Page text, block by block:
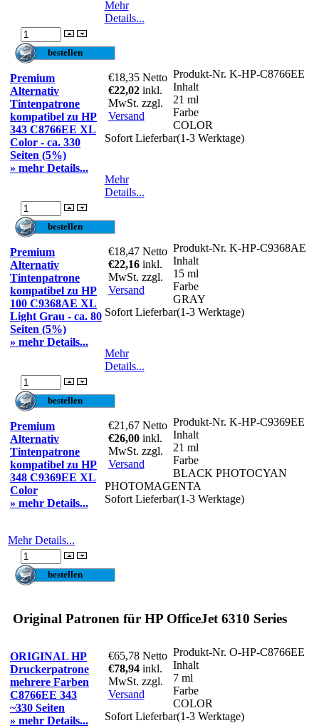
Mehr
Details...
Premium
Alternativ
Tintenpatrone
kompatibel zu HP
343 C8766EE XL
Color - ca. 330
Seiten (5%)
» mehr Details...
€18,35 Netto
€22,02 inkl.
MwSt. zzgl.
Versand
Produkt-Nr. K-HP-C8766EE
Inhalt
21 ml
Farbe
COLOR
Sofort Lieferbar(1-3 Werktage)
Mehr
Details...
Premium
Alternativ
Tintenpatrone
kompatibel zu HP
100 C9368AE XL
Light Grau - ca. 80
Seiten (5%)
» mehr Details...
€18,47 Netto
€22,16 inkl.
MwSt. zzgl.
Versand
Produkt-Nr. K-HP-C9368AE
Inhalt
15 ml
Farbe
GRAY
Sofort Lieferbar(1-3 Werktage)
Mehr
Details...
Premium
Alternativ
Tintenpatrone
kompatibel zu HP
348 C9369EE XL
Color
» mehr Details...
€21,67 Netto
€26,00 inkl.
MwSt. zzgl.
Versand
Produkt-Nr. K-HP-C9369EE
Inhalt
21 ml
Farbe
BLACK PHOTOCYAN
PHOTOMAGENTA
Sofort Lieferbar(1-3 Werktage)
Mehr Details...
Original Patronen für HP OfficeJet 6310 Series
ORIGINAL HP
Druckerpatrone
mehrere Farben
C8766EE 343
~330 Seiten
» mehr Details...
€65,78 Netto
€78,94 inkl.
MwSt. zzgl.
Versand
Produkt-Nr. O-HP-C8766EE
Inhalt
7 ml
Farbe
COLOR
Sofort Lieferbar(1-3 Werktage)